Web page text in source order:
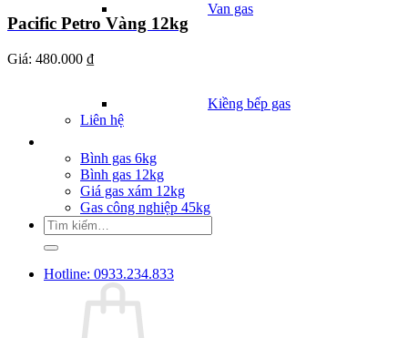
Van gas
Kiềng bếp gas
Liên hệ
Bình gas 6kg
Bình gas 12kg
Giá gas xám 12kg
Gas công nghiệp 45kg
Tìm
kiếm:
Hotline: 0933.234.833
Pacific Petro Vàng 12kg
Giá: 480.000 ₫